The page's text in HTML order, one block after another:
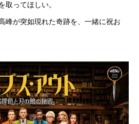
取ってほしい。
峰が突如現れた奇跡を、一緒に祝お